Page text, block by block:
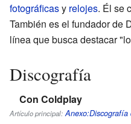
fotográficasy relojes. Él se
También es el fundador de
línea que busca destacar
Discografía
Con Coldplay
Artículo principal: Anexo:Discografía